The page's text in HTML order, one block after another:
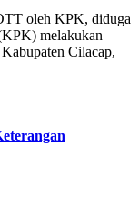
oleh KPK, diduga
melakukan
Cilacap,